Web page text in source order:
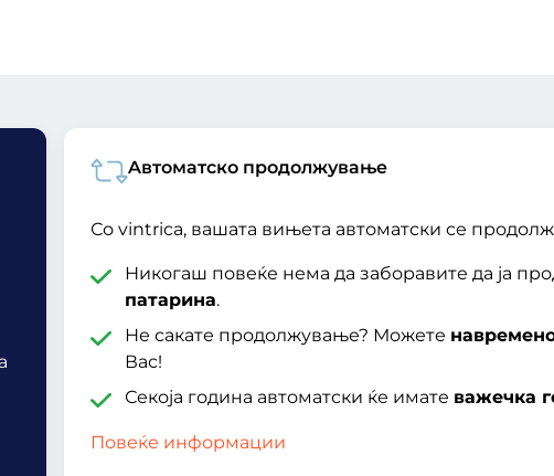
Aвтоматско продолжување
Со vintrica, вашата вињета автоматски се
Никогаш повеќе нема да заборавите да ја
патарина.
Не сакате продолжување? Можете
Вас!
Секоја година автоматски ќе имате важечка
Повеќе информации